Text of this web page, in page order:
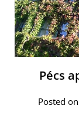
Pécs
Posted on